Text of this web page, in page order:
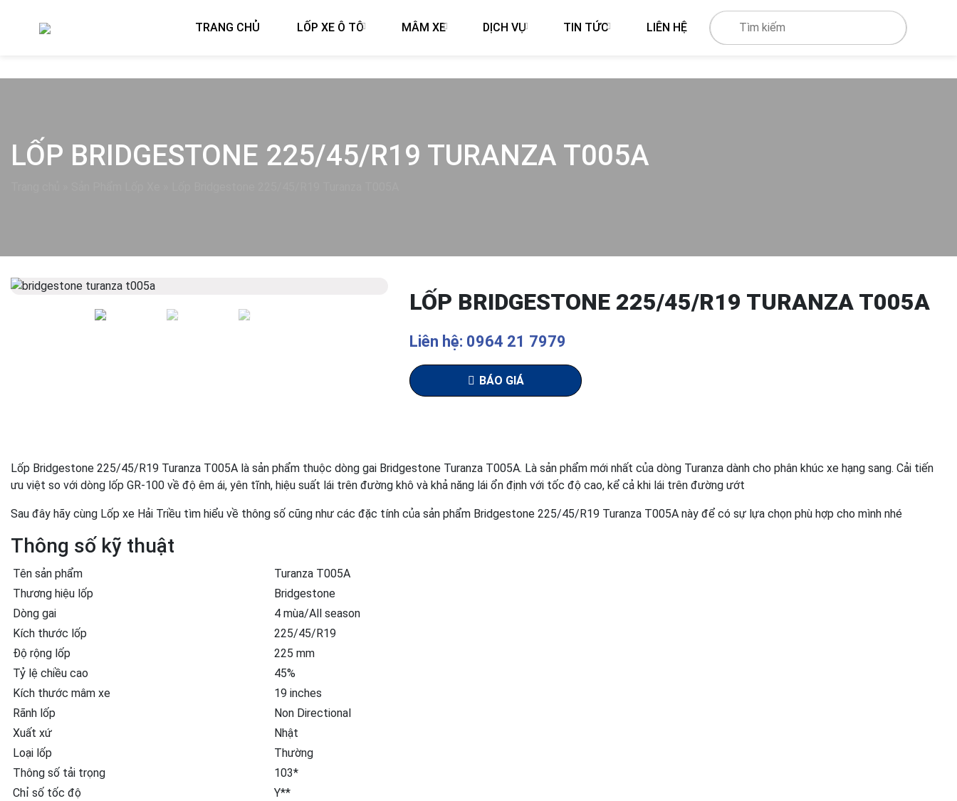
TRANG CHỦ LỐP XE Ô TÔ MÂM XE DỊCH VỤ TIN TỨC LIÊN HỆ
LỐP BRIDGESTONE 225/45/R19 TURANZA T005A
LỐP BRIDGESTONE 225/45/R19 TURANZA T005A
Liên hệ: 0964 21 7979
BÁO GIÁ
Lốp Bridgestone 225/45/R19 Turanza T005A là sản phẩm thuộc dòng gai Bridgestone Turanza T005A. Là sản phẩm mới nhất của dòng Turanza dành cho phân khúc xe hạng sang. Cải tiến
ưu việt so với dòng lốp GR-100 về độ êm ái, yên tĩnh, hiệu suất lái trên đường khô và khả năng lái ổn định với tốc độ cao, kể cả khi lái trên đường ướt
Sau đây hãy cùng Lốp xe Hải Triều tìm hiểu về thông số cũng như các đặc tính của sản phẩm Bridgestone 225/45/R19 Turanza T005A này để có sự lựa chọn phù hợp cho mình nhé
Thông số kỹ thuật
Tên sản phẩm
Turanza T005A
Thương hiệu lốp
Bridgestone
Dòng gai
4 mùa/All season
Kích thước lốp
225/45/R19
Độ rộng lốp
225 mm
Tỷ lệ chiều cao
45%
Kích thước mâm xe
19 inches
Rãnh lốp
Non Directional
Xuất xứ
Nhật
Loại lốp
Thường
Thông số tải trọng
103*
Chỉ số tốc độ
Y**